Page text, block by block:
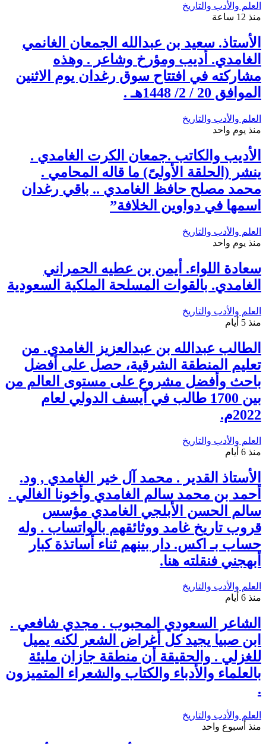
العلم والأدب والتاريخ
منذ 12 ساعة
الأستاذ. سعيد بن عبدالله الجمعان الغانمي
الغامدي. أديب ومؤرخ وشاعر . وهذه
مشاركته في افتتاح سوق رغدان يوم الاثنين
الموافق 20 / 2/ 1448هـ .
العلم والأدب والتاريخ
منذ يوم واحد
الأديب والكاتب .جمعان الكرت الغامدي .
ينشر (الحلقة الأولىً) ما قاله المحامي .
محمد مصلح حافظ الغامدي .. باقي رغدان
اسمها في دواوين الخلافة”
العلم والأدب والتاريخ
منذ يوم واحد
سعادة اللواء. أيمن بن عطيه الحمراني
الغامدي. بالقوات المسلحة الملكية السعودية
العلم والأدب والتاريخ
منذ 5 أيام
الطالب عبدالله بن عبدالعزيز الغامدي. من
تعليم المنطقة الشرقية، حصل على أفضل
باحث وأفضل مشروع على مستوى العالم من
بين 1700 طالب في آيسف الدولي لعام
2022م.
العلم والأدب والتاريخ
منذ 6 أيام
الأستاذ القدير . محمد آل خير الغامدي , ود.
أحمد بن محمد سالم الغامدي وأخونا الغالي .
سالم الحسن الأبلجي الغامدي مؤسس
قروب تاريخ غامد ووثائقهم بالواتساب . وله
حساب بـ اكس. دار بينهم ثناء أساتذة كبار
أبهجني فنقلته هنا.
العلم والأدب والتاريخ
منذ 6 أيام
الشاعر السعودي المحبوب . مجدي شافعي .
ابن صبيا يجيد كل أغراض الشعر لكنه يميل
للغزلي . والحقيقة أن منطقة جازان مليئة
بالعلماء والأدباء والكتاب والشعراء المتميزون
.
العلم والأدب والتاريخ
منذ أسبوع واحد